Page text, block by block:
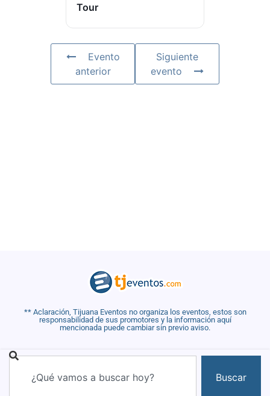
Tour
Evento
anterior
Siguiente
evento
** Aclaración, Tijuana Eventos no organiza los eventos, estos son
responsabilidad de sus promotores y la información aquí
mencionada puede cambiar sin previo aviso.
Buscar